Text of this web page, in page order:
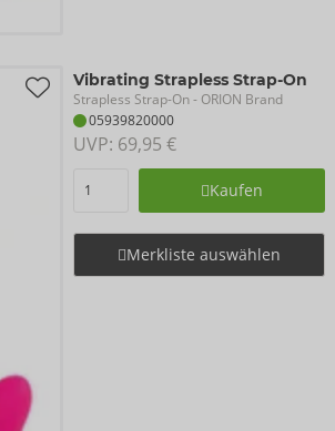
Vibrating Strapless Strap-On
Strapless Strap-On- ORION Brand
05939820000
UVP: 69,95 €
Kaufen
Merkliste auswählen